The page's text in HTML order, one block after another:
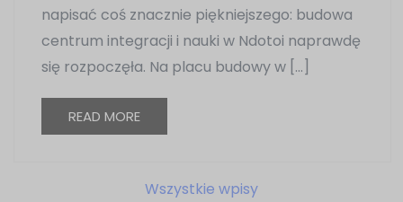
napisać coś znacznie piękniejszego: budowa
centrum integracji i nauki w Ndotoi naprawdę
się rozpoczęła. Na placu budowy w […]
READ MORE
Wszystkie wpisy